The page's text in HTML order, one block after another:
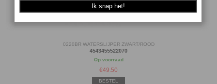
0220BR WATERSLIJPER ZWART/ROOD
4543455522070
Op voorraad
€49.50
BESTEL